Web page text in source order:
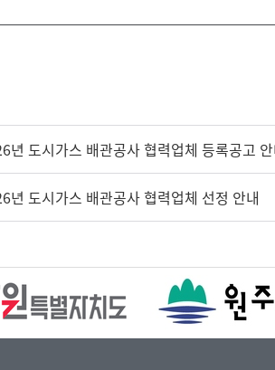
년 도시가스 배관공사 협력업체 등록공고
년 도시가스 배관공사 협력업체 선정 안내